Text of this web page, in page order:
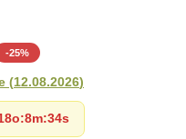
-25%
(12.08.2026)
:8m:33s